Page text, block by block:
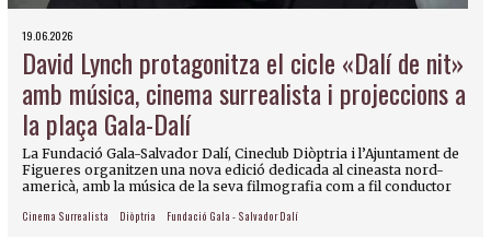
19.06.2026
David Lynch protagonitza el cicle «Dalí de nit»
amb música, cinema surrealista i projeccions a
la plaça Gala-Dalí
La Fundació Gala-Salvador Dalí, Cineclub Diòptria i l’Ajuntament de
Figueres organitzen una nova edició dedicada al cineasta nord-
americà, amb la música de la seva filmografia com a fil conductor
Cinema Surrealista Diòptria Fundació Gala - Salvador Dalí